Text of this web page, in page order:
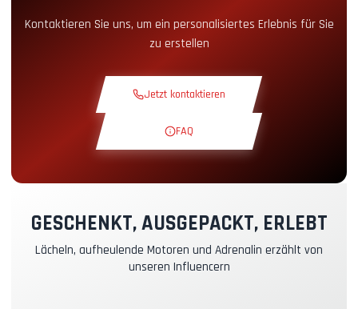
Erkundungsrunde
Exklusive Strecke
Kasko- & RC-Versicherung +39.00€
Kontaktieren Sie uns, um ein personalisiertes Erlebnis für Sie
zu erstellen
Jetzt kontaktieren
FAQ
GESCHENKT, AUSGEPACKT, ERLEBT
Lächeln, aufheulende Motoren und Adrenalin erzählt von
unseren Influencern